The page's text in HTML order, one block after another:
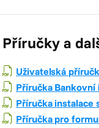
Příručky a
Uživatelská
Příručka
Příručka instalace
Příručka pro